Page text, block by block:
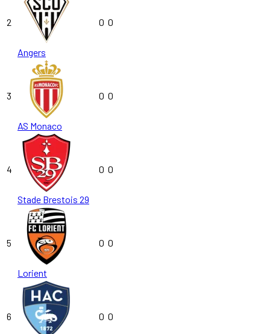
2
Angers
0 0
3
AS Monaco
0 0
4
Stade Brestois 29
0 0
5
Lorient
0 0
6 0 0